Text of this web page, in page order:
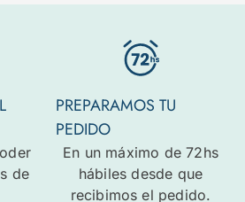
de
PREPARAMOS TU
PEDIDO
En un máximo de 72hs
hábiles desde que
recibimos el pedido.